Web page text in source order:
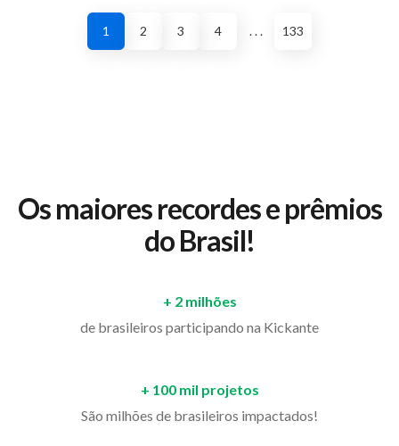
1 2 3 4 . . . 133
Os maiores recordes e prêmios
do Brasil!
+ 2 milhões
de brasileiros participando na Kickante
+ 100 mil projetos
São milhões de brasileiros impactados!